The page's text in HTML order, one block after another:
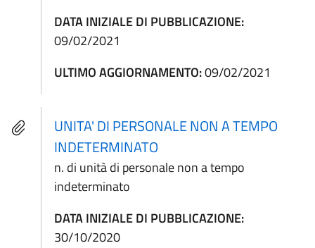
DATA INIZIALE DI PUBBLICAZIONE:
09/02/2021
ULTIMO AGGIORNAMENTO:09/02/2021
UNITA' DI PERSONALE NON A TEMPO
INDETERMINATO
n. di unità di personale non a tempo
indeterminato
DATA INIZIALE DI PUBBLICAZIONE:
30/10/2020